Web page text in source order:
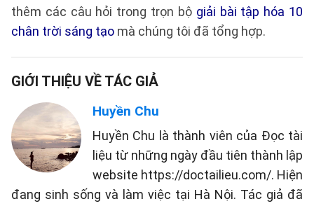
thêm các câu hỏi trong trọn bộ giải bài tập hóa 10
chân trời sáng tạo mà chúng tôi đã tổng hợp.
GIỚI THIỆU VỀ TÁC GIẢ
Huyền Chu
Huyền Chu là thành viên của Đọc tài
liệu từ những ngày đầu tiên thành lập
website https://doctailieu.com/. Hiện
đang sinh sống và làm việc tại Hà Nội. Tác giả đã